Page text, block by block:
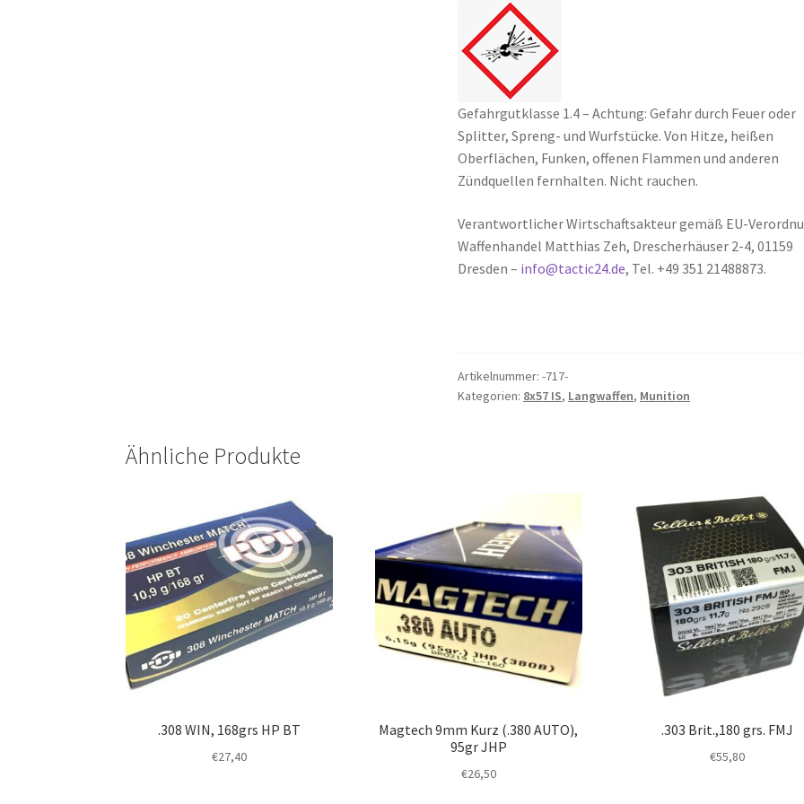
Gefahrgutklasse 1.4 – Achtung: Gefahr durch Feuer oder
Splitter, Spreng- und Wurfstücke. Von Hitze, heißen
Oberflächen, Funken, offenen Flammen und anderen
Zündquellen fernhalten. Nicht rauchen.
Verantwortlicher Wirtschaftsakteur gemäß EU-
Waffenhandel Matthias Zeh, Drescherhäuser 2-4, 01159
Dresden – info@tactic24.de, Tel. +49 351 21488873.
Artikelnummer:-717-
Kategorien: 8x57 IS, Langwaffen, Munition
Ähnliche Produkte
.308 WIN, 168grs HP BT
€27,40
Magtech 9mm Kurz (.380 AUTO),
95gr JHP
€26,50
.303 Brit.,180 grs. FMJ
€55,80